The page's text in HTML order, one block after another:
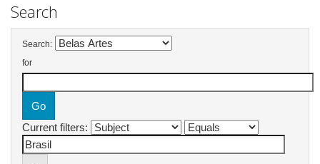
Search
Search:
for
Current filters: